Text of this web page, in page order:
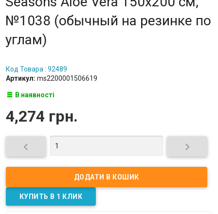
№1038 (обычный на резинке по
углам)
Код Товара : 92489
Артикул: ms2200001506619
В наявності
4,274 грн.
 